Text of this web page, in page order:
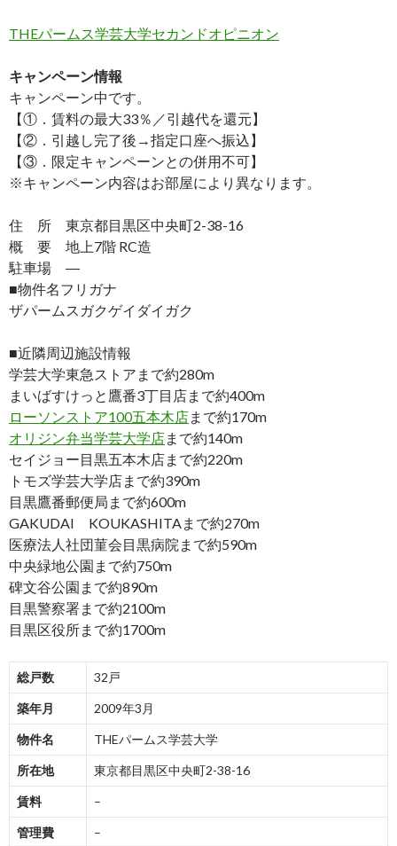
THEパームス学芸大学セカンドオピニオン
キャンペーン情報
キャンペーン中です。
【①．賃料の最大33％／引越代を還元】
【②．引越し完了後→指定口座へ振込】
【③．限定キャンペーンとの併用不可】
※キャンペーン内容はお部屋により異なります。
住 所 東京都目黒区中央町2-38-16
概 要 地上7階 RC造
駐車場 ―
■物件名フリガナ
ザパームスガクゲイダイガク
■近隣周辺施設情報
学芸大学東急ストアまで約280m
まいばすけっと鷹番3丁目店まで約400m
ローソンストア100五本木店まで約170m
オリジン弁当学芸大学店まで約140m
セイジョー目黒五本木店まで約220m
トモズ学芸大学店まで約390m
目黒鷹番郵便局まで約600m
GAKUDAI KOUKASHITAまで約270m
医療法人社団菫会目黒病院まで約590m
中央緑地公園まで約750m
碑文谷公園まで約890m
目黒警察署まで約2100m
目黒区役所まで約1700m
総戸数 32戸
築年月 2009年3月
物件名 THEパームス学芸大学
所在地 東京都目黒区中央町2-38-16
賃料 –
管理費 –